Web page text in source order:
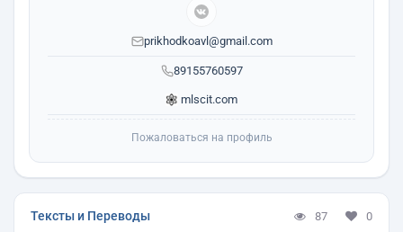
89155760597
prikhodkoavl@gmail.com
mlscit.com
Пожаловаться на профиль
Тексты и Переводы 87 0